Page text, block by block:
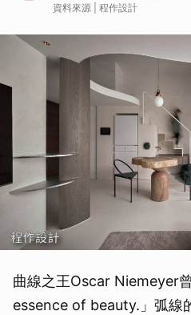
資料來源 | 程作設計
曲線之王Oscar Niemeyer
essence of beauty.」弧線